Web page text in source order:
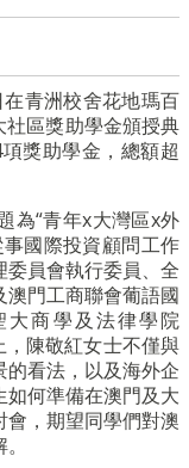
青洲校舍花地瑪百
區獎助學金頒授典
獎助學金，總額超
為“青年x大灣區x外
國際投資顧問工作
員會執行委員、全
澳門工商聯會葡語國
大商學及法律學院
，陳敬紅女士不僅與
看法，以及海外企
何準備在澳門及大
，期望同學們對澳